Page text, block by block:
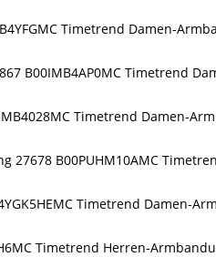
MC Timetrend Damen-
MC Timetrend
MC Timetrend Damen-
MC
MC Timetrend Damen-
MC Timetrend Herren-